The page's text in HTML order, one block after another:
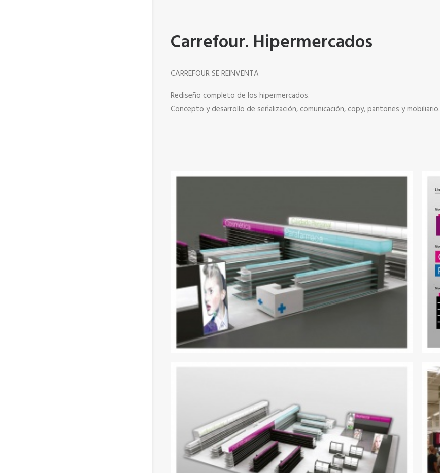
Carrefour. Hipermercados
CARREFOUR SE REINVENTA
Rediseño completo de los hipermercados.
Concepto y desarrollo de señalización, comunicación, copy, pantones y mobiliario.